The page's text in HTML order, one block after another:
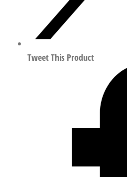
525142
数Tweet This Product